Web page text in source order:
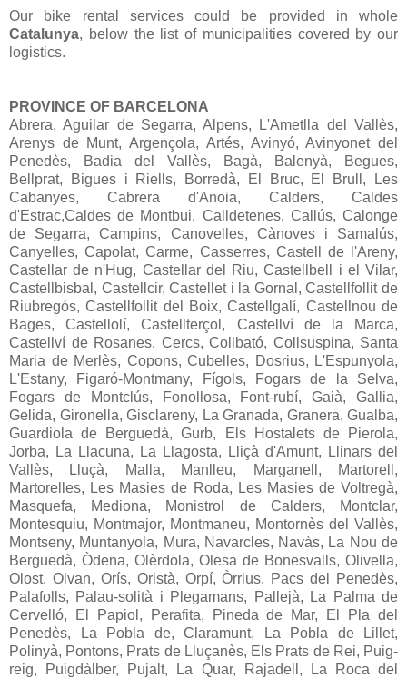
Our bike rental services could be provided in whole
Catalunya, below the list of municipalities covered by our
logistics.
PROVINCE OF BARCELONA
Abrera, Aguilar de Segarra, Alpens, L'Ametlla del Vallès,
Arenys de Munt, Argençola, Artés, Avinyó, Avinyonet del
Penedès, Badia del Vallès, Bagà, Balenyà, Begues,
Bellprat, Bigues i Riells, Borredà, El Bruc, El Brull, Les
Cabanyes, Cabrera d'Anoia, Calders, Caldes
d'Estrac,Caldes de Montbui, Calldetenes, Callús, Calonge
de Segarra, Campins, Canovelles, Cànoves i Samalús,
Canyelles, Capolat, Carme, Casserres, Castell de l'Areny,
Castellar de n'Hug, Castellar del Riu, Castellbell i el Vilar,
Castellbisbal, Castellcir, Castellet i la Gornal, Castellfollit de
Riubregós, Castellfollit del Boix, Castellgalí, Castellnou de
Bages, Castellolí, Castellterçol, Castellví de la Marca,
Castellví de Rosanes, Cercs, Collbató, Collsuspina, Santa
Maria de Merlès, Copons, Cubelles, Dosrius, L'Espunyola,
L'Estany, Figaró-Montmany, Fígols, Fogars de la Selva,
Fogars de Montclús, Fonollosa, Font-rubí, Gaià, Gallia,
Gelida, Gironella, Gisclareny, La Granada, Granera, Gualba,
Guardiola de Berguedà, Gurb, Els Hostalets de Pierola,
Jorba, La Llacuna, La Llagosta, Lliçà d'Amunt, Llinars del
Vallès, Lluçà, Malla, Manlleu, Marganell, Martorell,
Martorelles, Les Masies de Roda, Les Masies de Voltregà,
Masquefa, Mediona, Monistrol de Calders, Montclar,
Montesquiu, Montmajor, Montmaneu, Montornès del Vallès,
Montseny, Muntanyola, Mura, Navarcles, Navàs, La Nou de
Berguedà, Òdena, Olèrdola, Olesa de Bonesvalls, Olivella,
Olost, Olvan, Orís, Oristà, Orpí, Òrrius, Pacs del Penedès,
Palafolls, Palau-solità i Plegamans, Pallejà, La Palma de
Cervelló, El Papiol, Perafita, Pineda de Mar, El Pla del
Penedès, La Pobla de, Claramunt, La Pobla de Lillet,
Polinyà, Pontons, Prats de Lluçanès, Els Prats de Rei, Puig-
reig, Puigdàlber, Pujalt, La Quar, Rajadell, La Roca del